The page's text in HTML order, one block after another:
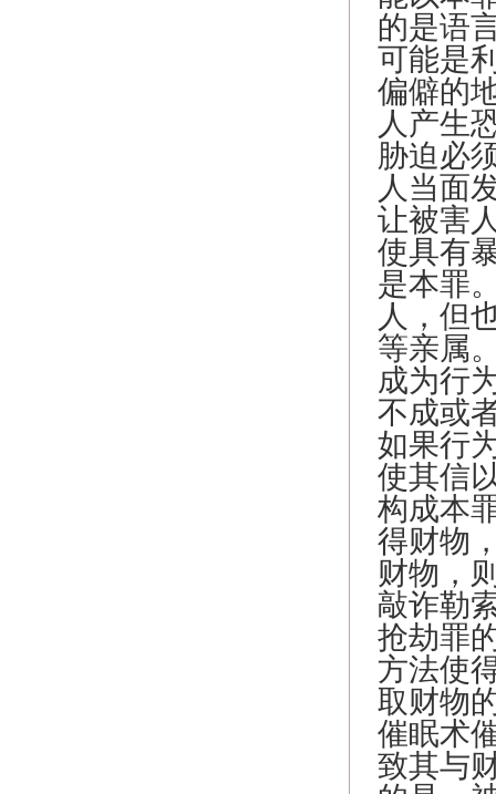
的是语
可能是
偏僻的
人产生
胁迫必
人当面
让被害
使具有
是本罪
人，但
等亲属
成为行
不成或
如果行
使其信
构成本
得财物
财物，
敲诈勒
抢劫罪
方法使
取财物
催眠术
致其与